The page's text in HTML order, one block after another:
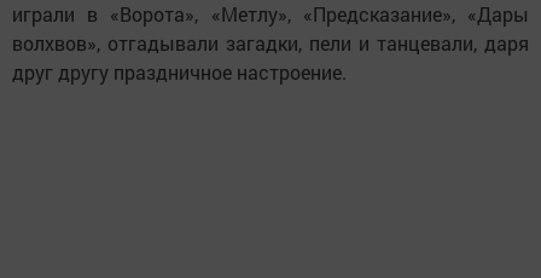
играли в «Ворота», «Метлу», «Предсказание», «Дары
волхвов», отгадывали загадки, пели и танцевали, даря
друг другу праздничное настроение.